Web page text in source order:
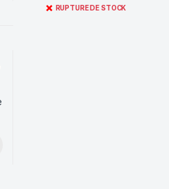
❌ RUPTURE DE STOCK